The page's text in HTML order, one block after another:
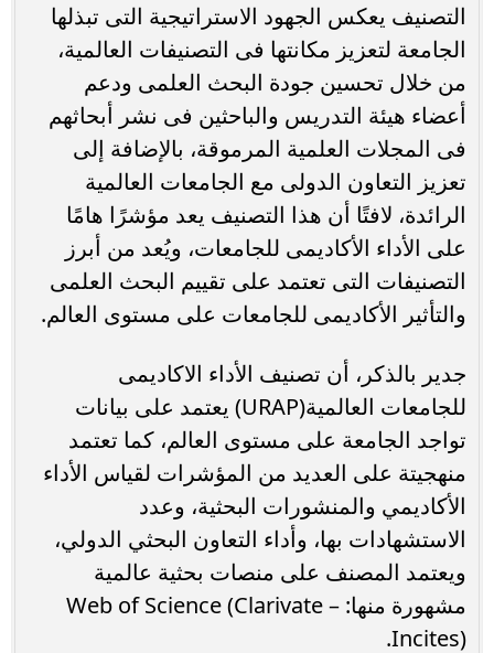
التصنيف يعكس الجهود الاستراتيجية التى تبذلها
الجامعة لتعزيز مكانتها فى التصنيفات العالمية،
من خلال تحسين جودة البحث العلمى ودعم
أعضاء هيئة التدريس والباحثين فى نشر أبحاثهم
فى المجلات العلمية المرموقة، بالإضافة إلى
تعزيز التعاون الدولى مع الجامعات العالمية
الرائدة، لافتًا أن هذا التصنيف يعد مؤشرًا هامًا
على الأداء الأكاديمى للجامعات، ويُعد من أبرز
التصنيفات التى تعتمد على تقييم البحث العلمى
والتأثير الأكاديمى للجامعات على مستوى العالم.
جدير بالذكر، أن تصنيف الأداء الاكاديمى
للجامعات العالمية(URAP) يعتمد على بيانات
تواجد الجامعة على مستوى العالم، كما تعتمد
منهجيتة على العديد من المؤشرات لقياس الأداء
الأكاديمي والمنشورات البحثية، وعدد
الاستشهادات بها، وأداء التعاون البحثي الدولي،
ويعتمد المصنف على منصات بحثية عالمية
مشهورة منها: Web of Science (Clarivate –
Incites).